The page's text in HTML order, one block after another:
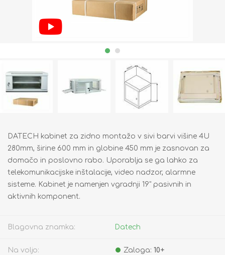
DATECH kabinet za zidno montažo v sivi barvi višine 4U
280mm, širine 600 mm in globine 450 mm je zasnovan za
domačo in poslovno rabo. Uporablja se ga lahko za
telekomunikacijske inštalacije, video nadzor, alarmne
sisteme. Kabinet je namenjen vgradnji 19" pasivnih in
aktivnih komponent.
Blagovna znamka: Datech
Na voljo: Zaloga: 10+